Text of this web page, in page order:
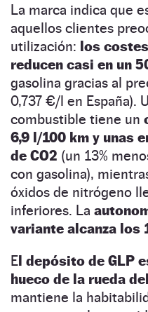
La marca indica que
aquellos clientes
utilización: los
reducen casi en un
gasolina gracias al
0,737 €/l en España).
combustible tiene un
6,9 l/100 km y unas
de CO2 (un 13%
con gasolina),
óxidos de nitrógeno
inferiores. La
variante alcanza los
El depósito de GLP
hueco de la rueda
mantiene la